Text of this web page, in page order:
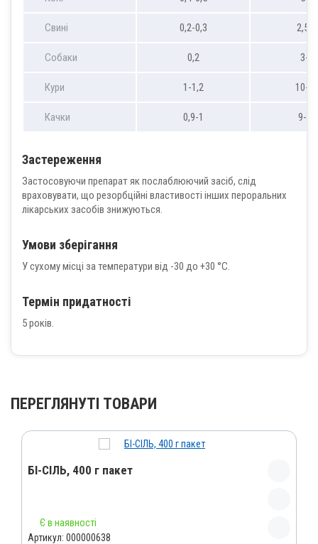
Свині 0,2-0,3 2,5-3
Собаки 0,2 3-4
Кури 1-1,2 10-12
Качки 0,9-1 9-10
Застереження
Застосовуючи препарат як послаблюючий засіб, слід
враховувати, що резорбційні властивості інших пероральних
лікарських засобів знижуються.
Умови зберігання
У сухому місці за температури від -30 до +30 °С.
Термін придатності
5 років.
ПЕРЕГЛЯНУТІ ТОВАРИ
БІ-СІЛЬ, 400 г пакет
Назва препарату
БІ-СІЛЬ
Є в наявності
Артикул: 000000638